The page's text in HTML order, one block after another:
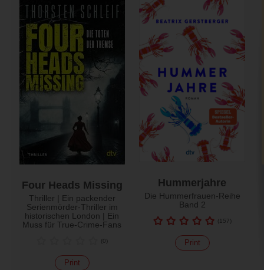
Four Heads Missing
Thriller | Ein packender
Serienmörder-Thriller im
historischen London | Ein
Muss für True-Crime-Fans
(0)
Print
Hummerjahre
Die Hummerfrauen-Reihe
Band 2
(157)
Print